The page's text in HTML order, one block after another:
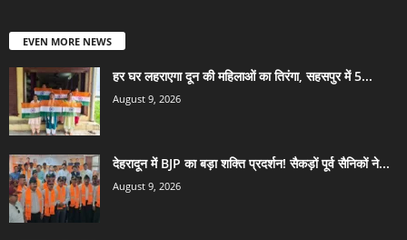
EVEN MORE NEWS
हर घर लहराएगा दून की महिलाओं का तिरंगा, सहसपुर में 5...
August 9, 2026
देहरादून में BJP का बड़ा शक्ति प्रदर्शन! सैकड़ों पूर्व सैनिकों ने...
August 9, 2026